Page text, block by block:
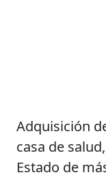
Adquisición
casa de
Estado de